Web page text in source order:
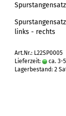
links - rechts
Art.Nr.: L22SP0005
Lieferzeit:
ca. 3-
Lagerbestand: 2